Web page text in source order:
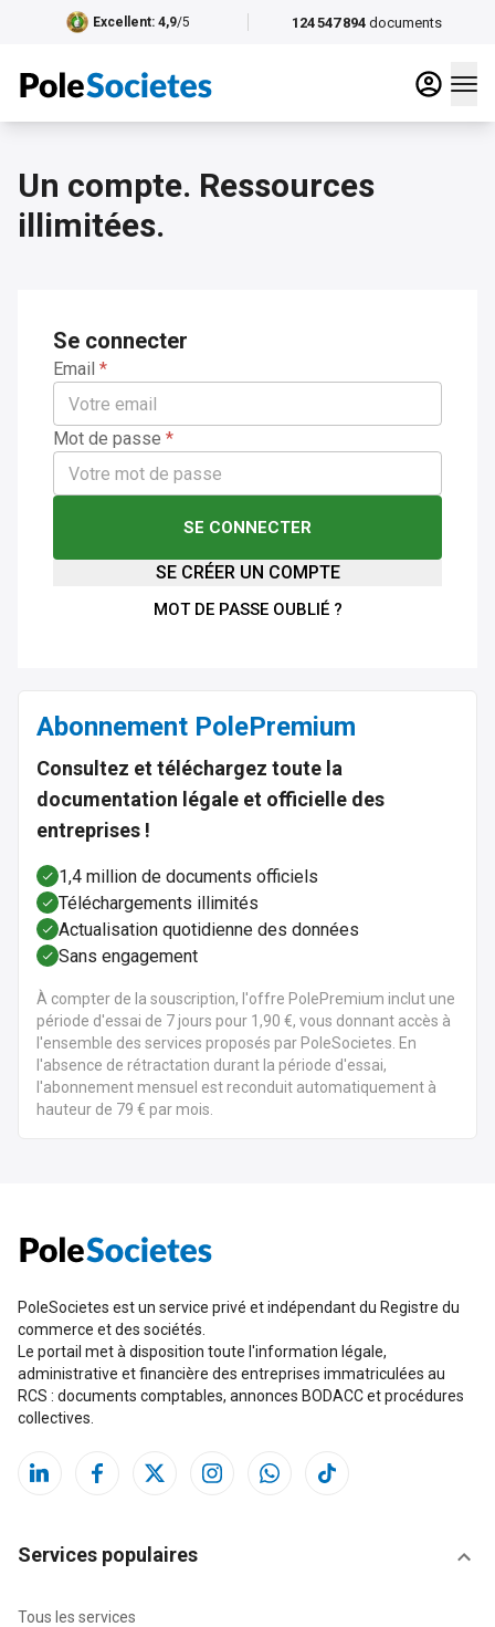
124 547 894 documents
Excellent: 4,9/5
Un compte. Ressources
illimitées.
Se connecter
Email *
Mot de passe *
SE CONNECTER
SE CRÉER UN COMPTE
MOT DE PASSE OUBLIÉ ?
Abonnement PolePremium
Consultez et téléchargez toute la
documentation légale et officielle des
entreprises !
1,4 million de documents officiels
Téléchargements illimités
Actualisation quotidienne des données
Sans engagement
À compter de la souscription, l'offre PolePremium inclut une
période d'essai de 7 jours pour 1,90 €, vous donnant accès à
l'ensemble des services proposés par PoleSocietes. En
l'absence de rétractation durant la période d'essai,
l'abonnement mensuel est reconduit automatiquement à
hauteur de 79 € par mois.
PoleSocietes est un service privé et indépendant du Registre du
commerce et des sociétés.
Le portail met à disposition toute l'information légale,
administrative et financière des entreprises immatriculées au
RCS : documents comptables, annonces BODACC et procédures
collectives.
Services populaires
Tous les services